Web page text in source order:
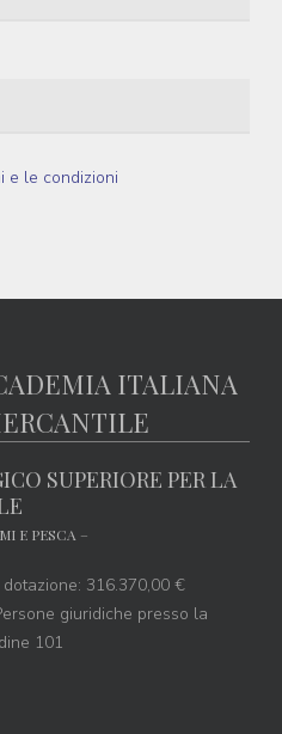
e le condizioni
ITALIANA
SUPERIORE PER LA
E PESCA –
316.370,00 €
giuridiche presso la
101